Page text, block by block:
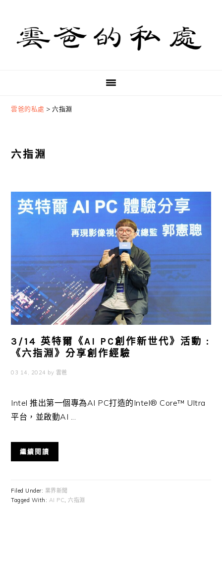
primary
navigation
content
primary
sidebar
雲爸的私處 >六指淵
六指淵
3/14 英特爾《AI PC創作新世代》活動 :
《六指淵》分享創作經驗
03 14, 2024 by 雲爸
Intel 推出第一個專為AI PC打造的Intel® Core™ Ultra
平台，並啟動AI ...
繼續閱讀
Filed Under: 業界新聞
Tagged With: AI PC,六指淵